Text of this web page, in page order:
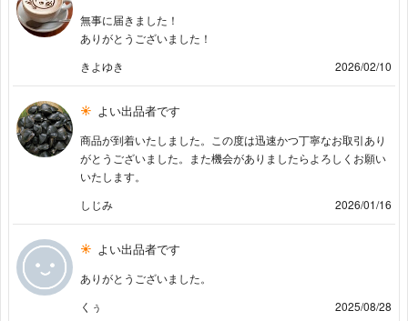
無事に届きました！
ありがとうございました！
きよゆき
2026/02/10
よい出品者です
商品が到着いたしました。この度は迅速かつ丁寧なお取引あり
がとうございました。また機会がありましたらよろしくお願い
いたします。
しじみ
2026/01/16
よい出品者です
ありがとうございました。
くぅ
2025/08/28